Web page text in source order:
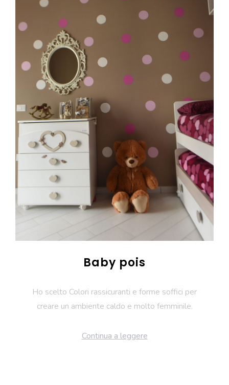
Baby pois
Ho scelto Colori rassicuranti e forme soffici per
creare un ambiente caldo e molto femminile.
Continua a leggere